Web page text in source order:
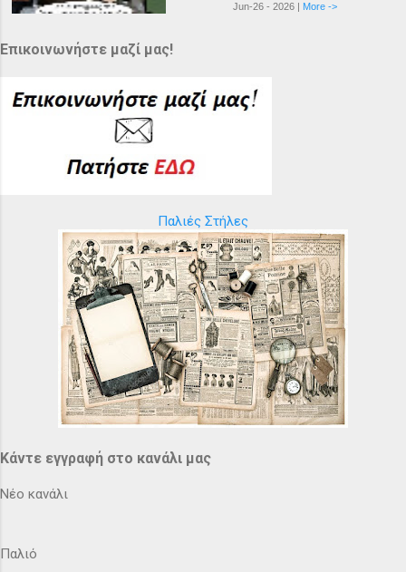
Jun-26 - 2026 | More ->
Επικοινωνήστε μαζί μας!
Παλιές Στήλες
Κάντε εγγραφή στο κανάλι μας
Νέο κανάλι
Παλιό